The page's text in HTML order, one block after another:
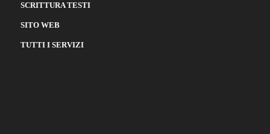
SCRITTURA TESTI
SITO WEB
TUTTI I SERVIZI